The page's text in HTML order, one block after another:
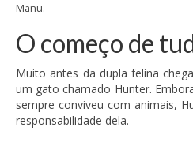
Manu.
O começo de
Muito antes da dupla felina
um gato chamado Hunter.
sempre conviveu com animais,
responsabilidade dela.